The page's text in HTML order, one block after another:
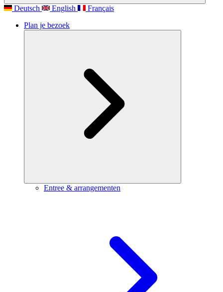
Deutsch English
Français
Plan je bezoek
Entree & arrangementen